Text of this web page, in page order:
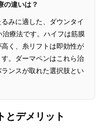
の違いは？
みに適した、ダウンタイ
療法です。ハイフは筋膜
く、糸リフトは即効性が
。ダーマペンはこれら治
ンスが取れた選択肢とい
とデメリット